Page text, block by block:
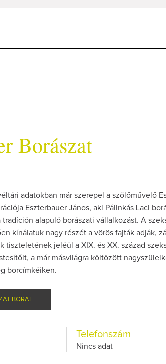
Borászat
adatokban már szerepel a szőlőművelő
Eszterbauer János, aki Pálinkás Laci
alapuló borászati vállalkozást. A
kínálatuk nagy részét a vörös fajták adják,
tiszteletének jeléül a XIX. és XX. század
a már másvilágra költözött
borcímkéiken.
BORAI
Telefonszám
Nincs adat
Így
Az